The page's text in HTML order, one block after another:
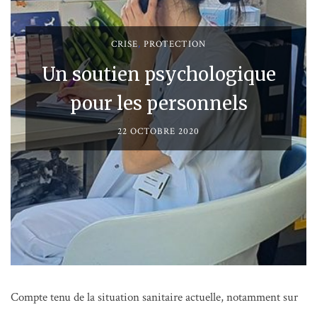
CRISE, PROTECTION
Un soutien psychologique
pour les personnels
22 OCTOBRE 2020
Compte tenu de la situation sanitaire actuelle, notamment sur